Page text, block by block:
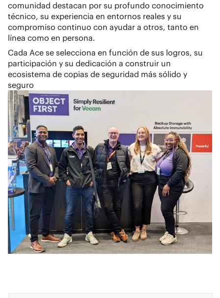
comunidad destacan por su profundo conocimiento
técnico, su experiencia en entornos reales y su
compromiso continuo con ayudar a otros, tanto en
línea como en persona.
Cada Ace se selecciona en función de sus logros, su
participación y su dedicación a construir un
ecosistema de copias de seguridad más sólido y
seguro